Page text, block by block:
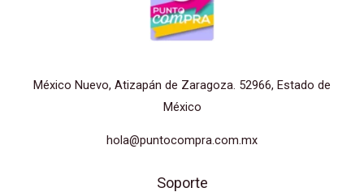
México Nuevo, Atizapán de Zaragoza. 52966, Estado de
México
hola@puntocompra.com.mx
Soporte